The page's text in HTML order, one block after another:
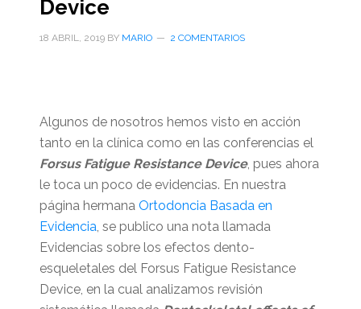
Device
18 ABRIL, 2019BY MARIO 2 COMENTARIOS
Algunos de nosotros hemos visto en acción
tanto en la clínica como en las conferencias el
Forsus Fatigue Resistance Device, pues ahora
le toca un poco de evidencias. En nuestra
página hermana Ortodoncia Basada en
Evidencia, se publico una nota llamada
Evidencias sobre los efectos dento-
esqueletales del Forsus Fatigue Resistance
Device, en la cual analizamos revisión